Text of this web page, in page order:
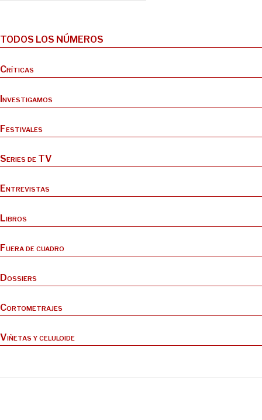
TODOS LOS NÚMEROS
Críticas
Investigamos
Festivales
Series de TV
Entrevistas
Libros
Fuera de cuadro
Dossiers
Cortometrajes
Viñetas y celuloide